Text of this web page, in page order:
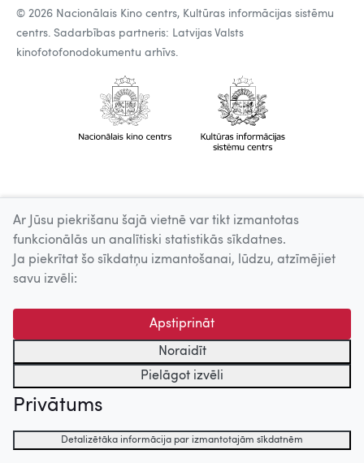
© 2026 Nacionālais Kino centrs, Kultūras informācijas sistēmu
centrs. Sadarbības partneris: Latvijas Valsts
kinofotofonodokumentu arhīvs.
Ar Jūsu piekrišanu šajā vietnē var tikt izmantotas
funkcionālās un analītiski statistikās sīkdatnes.
Ja piekrītat šo sīkdatņu izmantošanai, lūdzu, atzīmējiet
savu izvēli:
Apstiprināt
Noraidīt
Pielāgot izvēli
Privātums
Detalizētāka informācija par izmantotajām sīkdatnēm